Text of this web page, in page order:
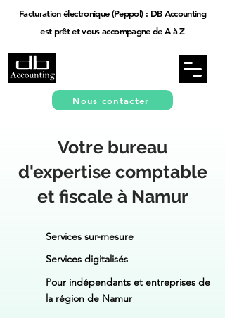
Nous contacter
Facturation électronique (Peppol) : DB Accounting
est prêt et vous accompagne de A à Z
Votre bureau
d'expertise comptable
et fiscale à Namur
Services sur-mesure
Services digitalisés
Pour indépendants et entreprises de
la région de Namur